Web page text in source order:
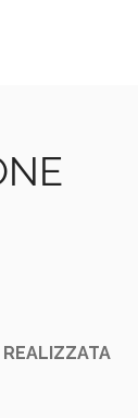
REALIZZATA